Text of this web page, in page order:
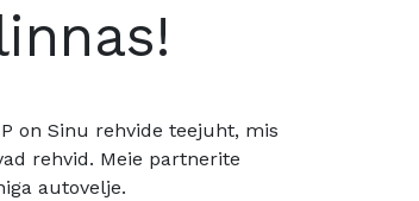
on Sinu rehvide teejuht, mis
rehvid. Meie partnerite
autovelje.